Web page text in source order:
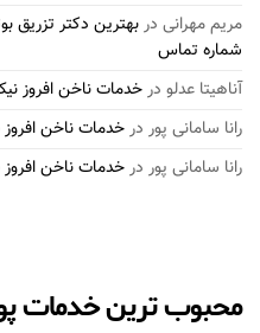
مریم مهرانی دربهترین دکتر تزریق
شماره تماس
آناهیتا عدلو درخدمات ناخن افروز
رانا سامانی پور درخدمات ناخن
رانا سامانی پور درخدمات ناخن
محبوب ترین خدمات